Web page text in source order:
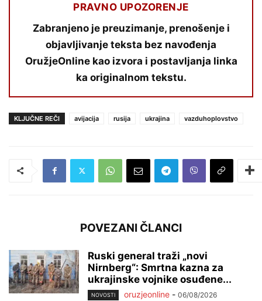
PRAVNO UPOZORENJE
Zabranjeno je preuzimanje, prenošenje i
objavljivanje teksta bez navođenja
OružjeOnline kao izvora i postavljanja linka
ka originalnom tekstu.
KLJUČNE REČI avijacija rusija ukrajina vazduhoplovstvo
POVEZANI ČLANCI
Ruski general traži „novi
Nirnberg“: Smrtna kazna za
ukrajinske vojnike osuđene...
NOVOSTI oruzjeonline - 06/08/2026